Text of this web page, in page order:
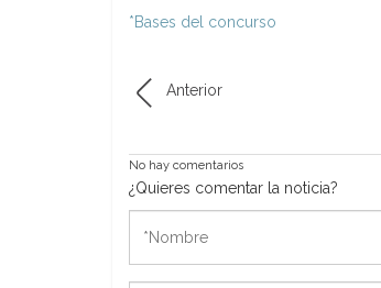
*Bases del concurso
Anterior
No hay comentarios
¿Quieres comentar la noticia?